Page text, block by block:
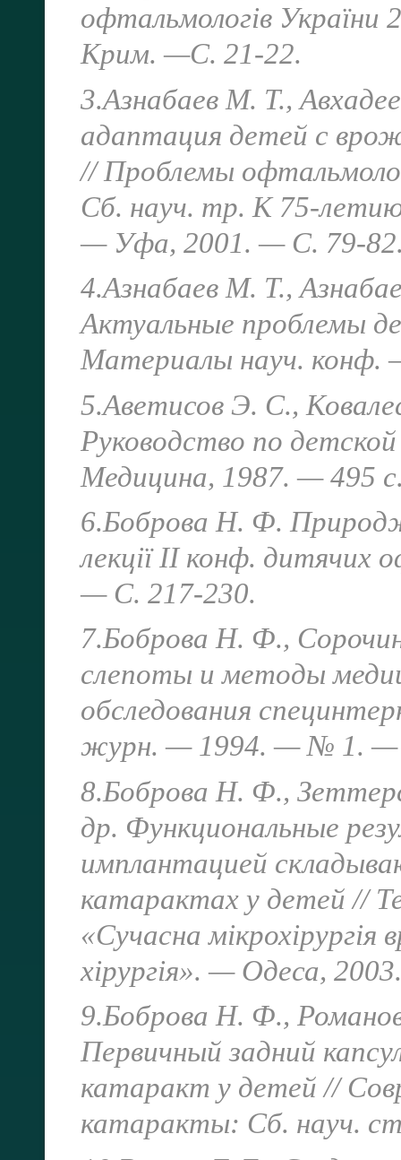
офтальмологів
Крим. —С. 21-22.
3.Азнабаев М. Т.,
адаптация детей с
// Проблемы
Сб. науч. тр. К 75-
— Уфа, 2001. — С. 79-
4.Азнабаев М. Т.,
Актуальные проблемы
Материалы науч.
5.Аветисов Э. С.,
Руководство по
Медицина, 1987. — 495
6.Боброва Н. Ф.
лекції II конф. дитячих
— С. 217-230.
7.Боброва Н. Ф.,
слепоты и методы
обследования
журн. — 1994. — № 1.
8.Боброва Н. Ф.,
др. Функциональные
имплантацией
катарактах у детей //
«Сучасна
хірургія». — Одеса,
9.Боброва Н. Ф.,
Первичный задний
катаракт у детей //
катаракты: Сб. науч.